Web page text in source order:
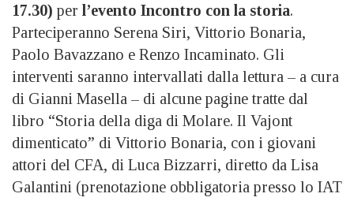
17.30) per l’evento Incontro con la storia.
Parteciperanno Serena Siri, Vittorio Bonaria,
Paolo Bavazzano e Renzo Incaminato. Gli
interventi saranno intervallati dalla lettura – a cura
di Gianni Masella – di alcune pagine tratte dal
libro “Storia della diga di Molare. Il Vajont
dimenticato” di Vittorio Bonaria, con i giovani
attori del CFA, di Luca Bizzarri, diretto da Lisa
Galantini (prenotazione obbligatoria presso lo IAT